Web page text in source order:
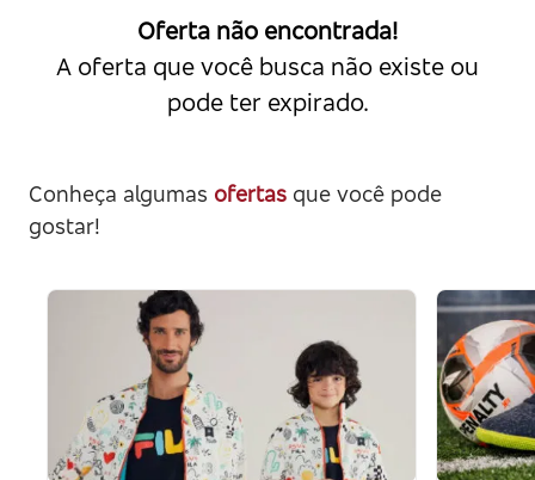
Oferta não encontrada!
A oferta que você busca não existe ou
pode ter expirado.
Conheça algumas ofertas que você pode
gostar!